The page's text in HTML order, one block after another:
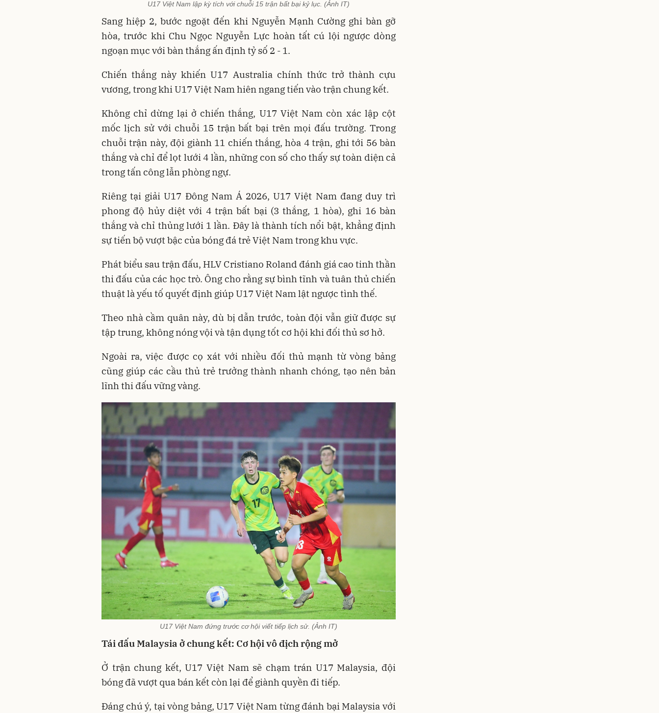
U17 Việt Nam lập kỳ tích với chuỗi 15 trận bất bại kỷ lục. (Ảnh IT)
Sang hiệp 2, bước ngoặt đến khi Nguyễn Mạnh Cường ghi bàn gỡ
hòa, trước khi Chu Ngọc Nguyễn Lực hoàn tất cú lội ngược dòng
ngoạn mục với bàn thắng ấn định tỷ số 2 - 1.
Chiến thắng này khiến U17 Australia chính thức trở thành cựu
vương, trong khi U17 Việt Nam hiên ngang tiến vào trận chung kết.
Không chỉ dừng lại ở chiến thắng, U17 Việt Nam còn xác lập cột
mốc lịch sử với chuỗi 15 trận bất bại trên mọi đấu trường. Trong
chuỗi trận này, đội giành 11 chiến thắng, hòa 4 trận, ghi tới 56 bàn
thắng và chỉ để lọt lưới 4 lần, những con số cho thấy sự toàn diện cả
trong tấn công lẫn phòng ngự.
Riêng tại giải U17 Đông Nam Á 2026, U17 Việt Nam đang duy trì
phong độ hủy diệt với 4 trận bất bại (3 thắng, 1 hòa), ghi 16 bàn
thắng và chỉ thủng lưới 1 lần. Đây là thành tích nổi bật, khẳng định
sự tiến bộ vượt bậc của bóng đá trẻ Việt Nam trong khu vực.
Phát biểu sau trận đấu, HLV Cristiano Roland đánh giá cao tinh thần
thi đấu của các học trò. Ông cho rằng sự bình tĩnh và tuân thủ chiến
thuật là yếu tố quyết định giúp U17 Việt Nam lật ngược tình thế.
Theo nhà cầm quân này, dù bị dẫn trước, toàn đội vẫn giữ được sự
tập trung, không nóng vội và tận dụng tốt cơ hội khi đối thủ sơ hở.
Ngoài ra, việc được cọ xát với nhiều đối thủ mạnh từ vòng bảng
cũng giúp các cầu thủ trẻ trưởng thành nhanh chóng, tạo nên bản
lĩnh thi đấu vững vàng.
U17 Việt Nam đứng trước cơ hội viết tiếp lịch sử. (Ảnh IT)
Tái đấu Malaysia ở chung kết: Cơ hội vô địch rộng mở
Ở trận chung kết, U17 Việt Nam sẽ chạm trán U17 Malaysia, đội
bóng đã vượt qua bán kết còn lại để giành quyền đi tiếp.
Đáng chú ý, tại vòng bảng, U17 Việt Nam từng đánh bại Malaysia với